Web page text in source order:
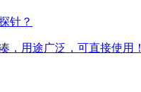
针？
，用途广泛，可直接使用！